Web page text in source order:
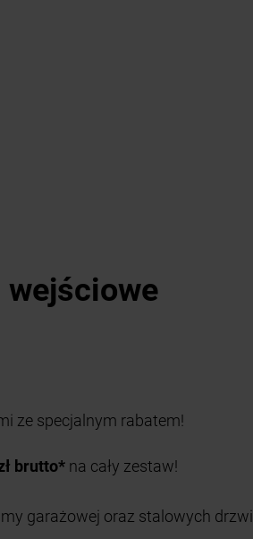
wejściowe
ze specjalnym rabatem!
brutto* na cały zestaw!
garażowej oraz stalowych drzwi